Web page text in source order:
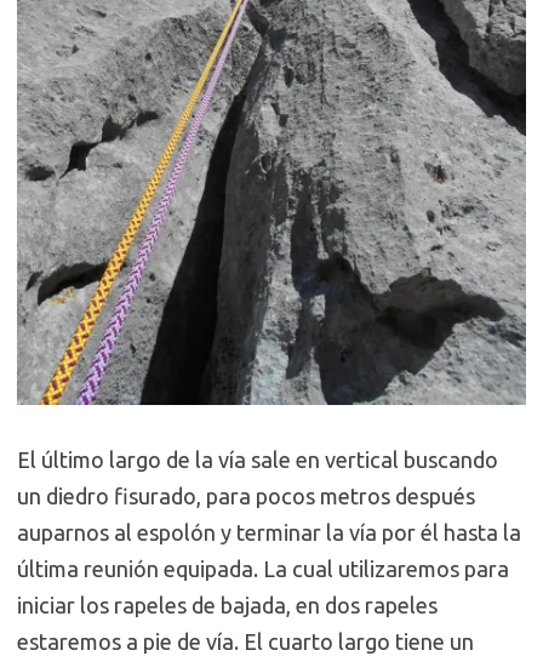
El último largo de la vía sale en vertical buscando
un diedro fisurado, para pocos metros después
auparnos al espolón y terminar la vía por él hasta la
última reunión equipada. La cual utilizaremos para
iniciar los rapeles de bajada, en dos rapeles
estaremos a pie de vía. El cuarto largo tiene un